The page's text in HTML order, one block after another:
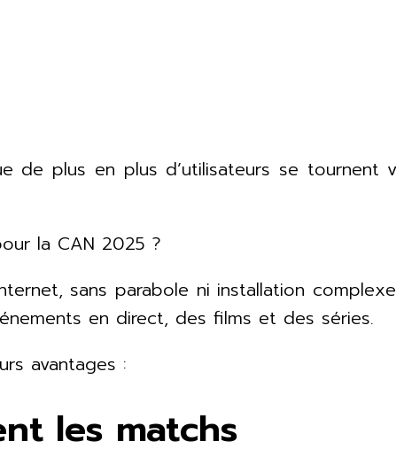
de plus en plus d’utilisateurs se tournent
la CAN 2025 ?
sans parabole ni installation
en direct, des films et des séries.
avantages :
les matchs